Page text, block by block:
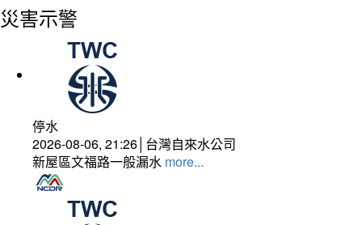
災害示警
停水
2026-08-06, 21:26│台灣自來水公司
新屋區文福路一般漏水 more...